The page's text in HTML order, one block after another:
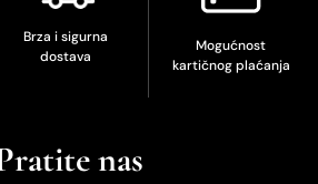
Brza i sigurna
dostava
Mogućnost
kartičnog plaćanja
nas